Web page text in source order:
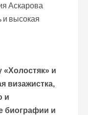
Аскарова
и высокая
и
визажистка,
и
биографии и